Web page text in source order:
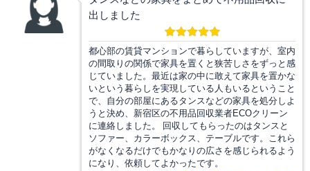
出しました
都心部の賃貸マンションで暮らしていますが、室内
の間取りの関係で家具を置くと狭苦しさをずっと感
じていました。最近は家の中に敢えて家具を置かな
いという暮らしを実現している人もいるということ
で、自分の部屋にあるタンスなどの家具を処分しよ
うと決め、新宿区の不用品回収業者ECOクリーン
に連絡しました。 回収してもらったのはタンスと
ソファー、カラーボックス、テーブルです。これら
がなくなるだけでもかなりの広さを感じられるよう
になり、依頼してよかったです。